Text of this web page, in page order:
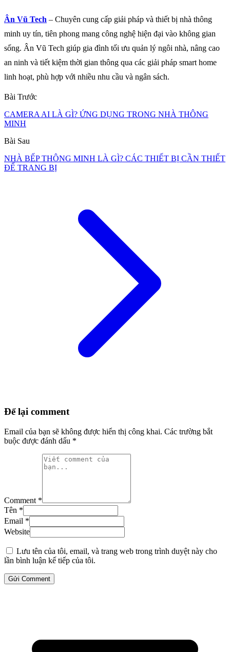
Ân Vũ Tech – Chuyên cung cấp giải pháp và thiết bị nhà thông
minh uy tín, tiên phong mang công nghệ hiện đại vào không gian
sống. Ân Vũ Tech giúp gia đình tối ưu quản lý ngôi nhà, nâng cao
an ninh và tiết kiệm thời gian thông qua các giải pháp smart home
linh hoạt, phù hợp với nhiều nhu cầu và ngân sách.
Bài Trước
CAMERA AI LÀ GÌ? ỨNG DỤNG TRONG NHÀ THÔNG
MINH
Bài Sau
NHÀ BẾP THÔNG MINH LÀ GÌ? CÁC THIẾT BỊ CẦN THIẾT
ĐỂ TRANG BỊ
Để lại comment
Email của bạn sẽ không được hiển thị công khai. Các trường bắt
buộc được đánh dấu *
Comment *
Tên *
Email *
Website
Lưu tên của tôi, email, và trang web trong trình duyệt này cho
lần bình luận kế tiếp của tôi.
Gửi Comment